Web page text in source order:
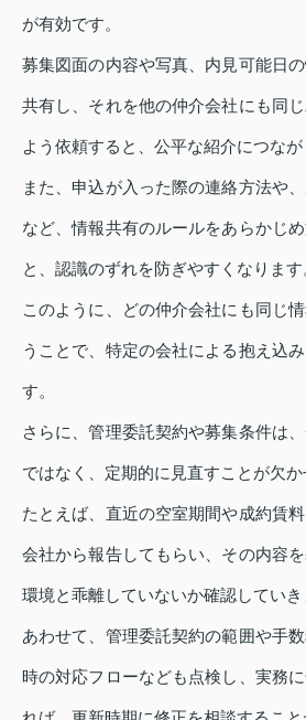
が有効です。
募集図面の内容や写真、内見可能日
共有し、それを他の仲介会社にも同
よう依頼すると、公平な紹介につなが
また、申込が入った際の連絡方法や
など、情報共有のルールをあらかじ
と、認識のずれを防ぎやすくなります
このように、どの仲介会社にも同じ
うことで、特定の会社による抱え込
す。
さらに、管理委託契約や募集条件は
ではなく、定期的に見直すことが欠か
たとえば、直近の空室期間や成約賃
会社から報告してもらい、その内容
環境と乖離していないか確認していき
あわせて、管理委託契約の範囲や手
時の対応フローなども点検し、実務